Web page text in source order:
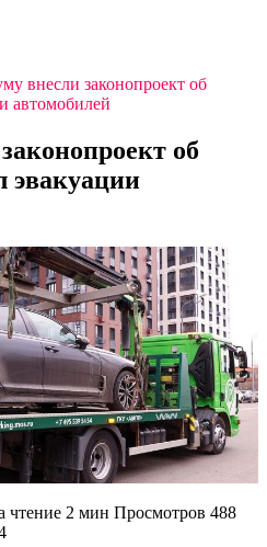
внесли законопроект об
автомобилей
об
эвакуации
чтение 2 мин Просмотров 488